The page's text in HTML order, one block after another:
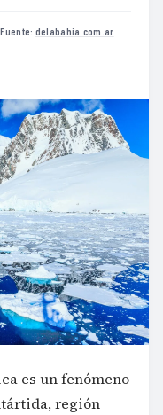
Fuente: delabahia.com.ar
es un fenómeno
región